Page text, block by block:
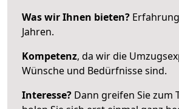
Was wir Ihnen bieten?
Jahren.
Kompetenz, da wir die
Wünsche und Bedürfnisse sind.
Interesse? Dann greifen Sie zum